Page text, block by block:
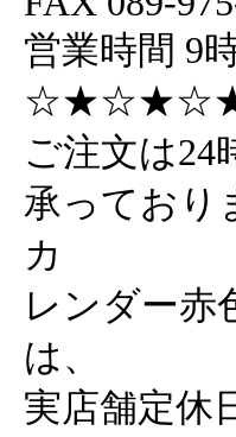
営業時間 9
ご注文は24
承っており
カ
レンダー赤
は、
実店舗定休